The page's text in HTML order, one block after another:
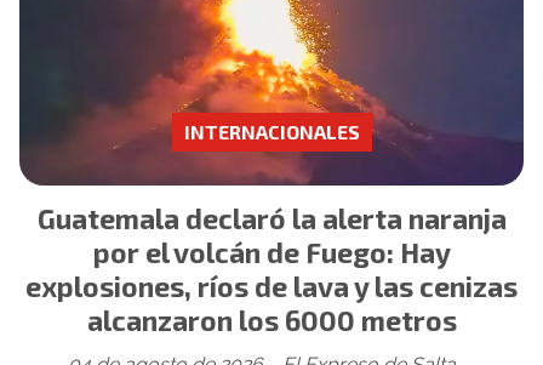
Guatemala declaró la alerta naranja
por el volcán de Fuego: Hay
explosiones, ríos de lava y las cenizas
alcanzaron los 6000 metros
INTERNACIONALES